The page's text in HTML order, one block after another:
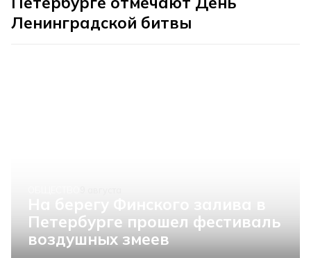
Ленинградской битвы
Петербурге прошел фестиваль
воздушных змеев